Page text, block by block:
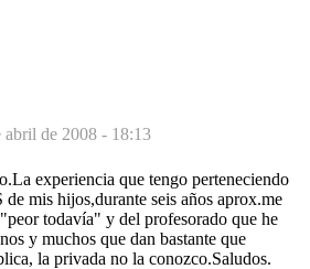
abril de 2008 - 18:13
experiencia que tengo perteneciendo
mis hijos,durante seis años aprox.me
todavía" y del profesorado que he
y muchos que dan bastante que
la privada no la conozco.Saludos.